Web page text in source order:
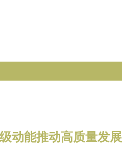
动能推动高质量发展